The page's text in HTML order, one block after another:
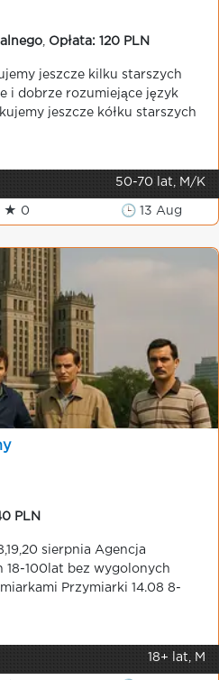
Opłata: 120 PLN
jeszcze kilku starszych
i dobrze rozumiejące język
jeszcze kółku starszych
50-70 lat, M/K
★ 0 🕒 13 Aug
PLN
sierpnia Agencja
18-100lat bez wygolonych
Przymiarki 14.08 8-
18+ lat, M